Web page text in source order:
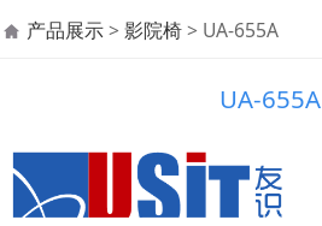
UA-655A
产品展示> 影院椅> UA-655A
UA-655A